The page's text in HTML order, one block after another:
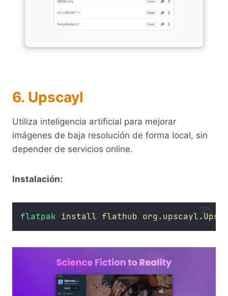
6. Upscayl
Utiliza inteligencia artificial para mejorar
imágenes de baja resolución de forma local, sin
depender de servicios online.
Instalación:
flatpak install flathub